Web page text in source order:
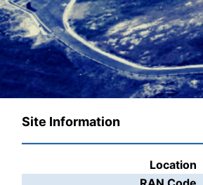
Site Information
Location